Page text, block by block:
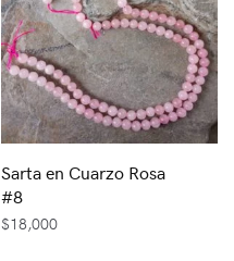
Sarta en Cuarzo Rosa
#8
$18,000